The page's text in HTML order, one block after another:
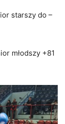
starszy do –
młodszy +81